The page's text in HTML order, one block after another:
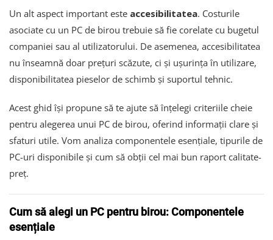
Un alt aspect important este accesibilitatea. Costurile
asociate cu un PC de birou trebuie să fie corelate cu bugetul
companiei sau al utilizatorului. De asemenea, accesibilitatea
nu înseamnă doar prețuri scăzute, ci și ușurința în utilizare,
disponibilitatea pieselor de schimb și suportul tehnic.
Acest ghid își propune să te ajute să înțelegi criteriile cheie
pentru alegerea unui PC de birou, oferind informații clare și
sfaturi utile. Vom analiza componentele esențiale, tipurile de
PC-uri disponibile și cum să obții cel mai bun raport calitate-
preț.
Cum să alegi un PC pentru birou: Componentele
esențiale